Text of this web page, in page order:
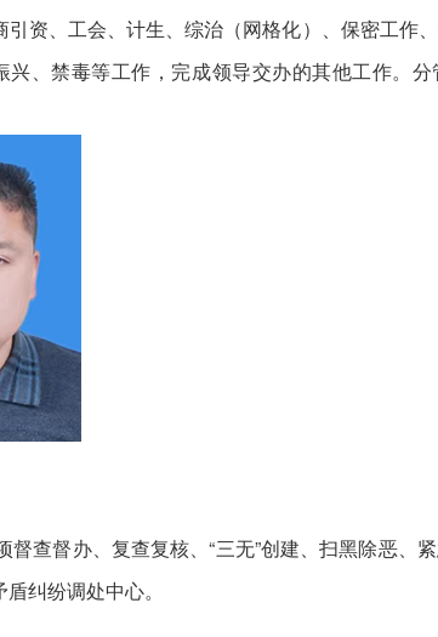
、工会、计生、综治（网格化）、保密工作、
、禁毒等工作，完成领导交办的其他工作。
督办、复查复核、“三无”创建、扫黑除恶、
纠纷调处中心。